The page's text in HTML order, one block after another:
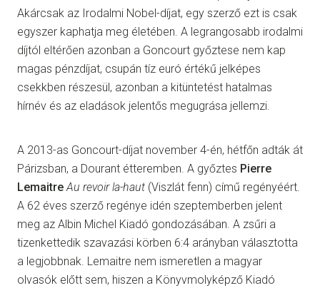
Akárcsak az Irodalmi Nobel-díjat, egy szerző ezt is csak
egyszer kaphatja meg életében. A legrangosabb irodalmi
díjtól eltérően azonban a Goncourt győztese nem kap
magas pénzdíjat, csupán tíz euró értékű jelképes
csekkben részesül, azonban a kitüntetést hatalmas
hírnév és az eladások jelentős megugrása jellemzi.
A 2013-as Goncourt-díjat november 4-én, hétfőn adták át
Párizsban, a Dourant étteremben. A győztes Pierre
Lemaitre Au revoir la-haut (Viszlát fenn) című regényéért.
A 62 éves szerző regénye idén szeptemberben jelent
meg az Albin Michel Kiadó gondozásában. A zsűri a
tizenkettedik szavazási körben 6:4 arányban választotta
a legjobbnak. Lemaitre nem ismeretlen a magyar
olvasók előtt sem, hiszen a Könyvmolyképző Kiadó